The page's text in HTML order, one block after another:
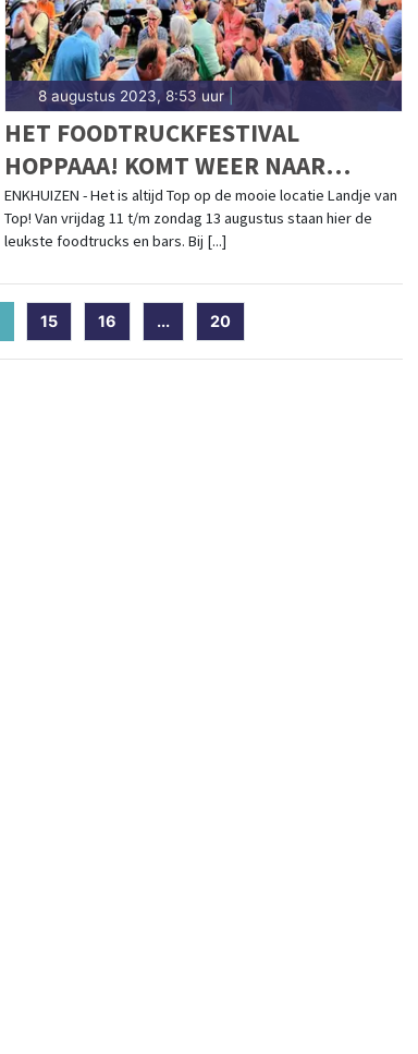
8 augustus 2023, 8:53 uur|
HET FOODTRUCKFESTIVAL
HOPPAAA! KOMT WEER NAAR
ENKHUIZEN!
ENKHUIZEN - Het is altijd Top op de mooie locatie Landje van
Top! Van vrijdag 11 t/m zondag 13 augustus staan hier de
leukste foodtrucks en bars. Bij [...]
(current)
15 16 ... 20